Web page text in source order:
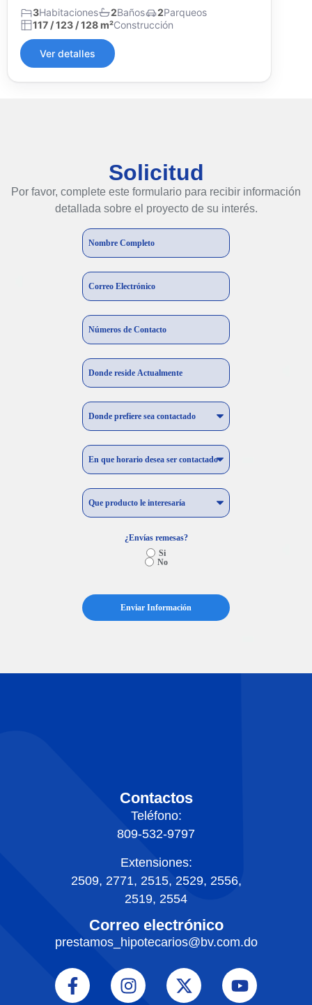
3Habitaciones 2Baños 2Parqueos
117 / 123 / 128 m²Construcción
Ver detalles
Solicitud
Por favor, complete este formulario para recibir información
detallada sobre el proyecto de su interés.
¿Envías remesas?
Si
No
Enviar Información
Contactos
Teléfono:
809-532-9797
Extensiones:
2509, 2771, 2515, 2529, 2556,
2519, 2554
Correo electrónico
prestamos_hipotecarios@bv.com.do